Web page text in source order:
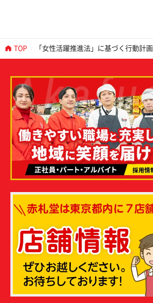
TOP 「女性活躍推進法」に基づく行動計画